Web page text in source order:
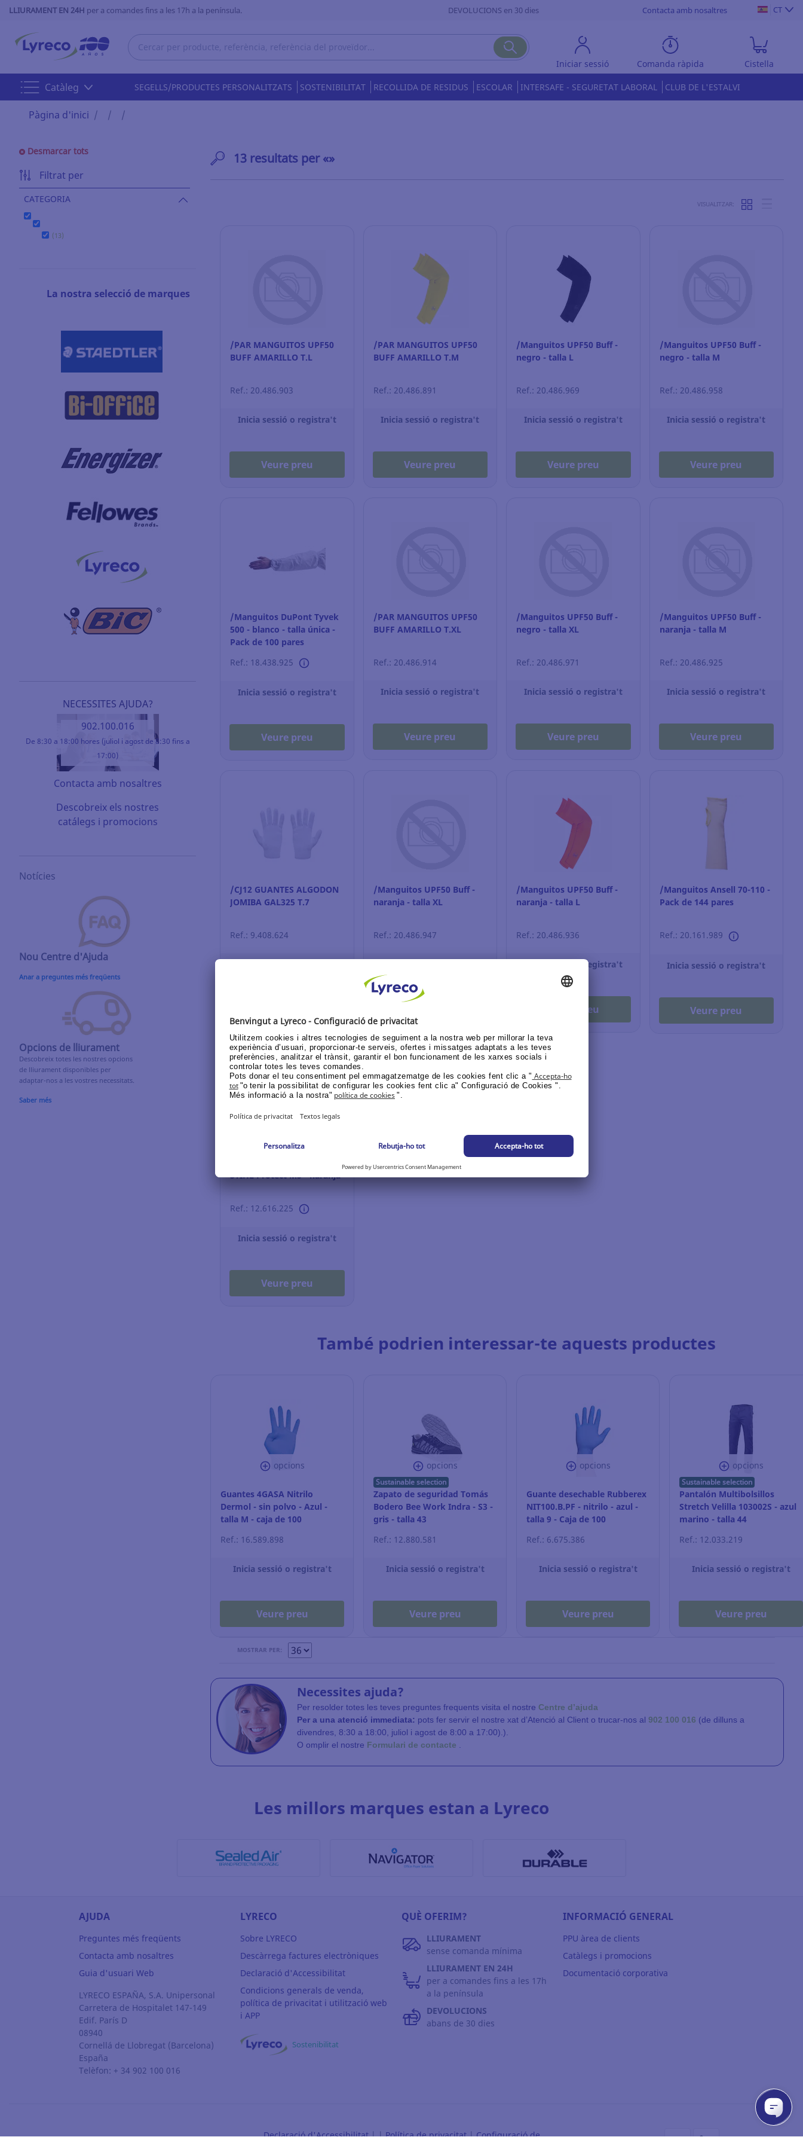
LLIURAMENT EN 24H per a comandes fins a les 17h a la península. DEVOLUCIONS en 30 dies Contacta amb nosaltres CT
Iniciar sessió Comanda ràpida Cistella
Catàleg SEGELLS/PRODUCTES PERSONALITZATS SOSTENIBILITAT RECOLLIDA DE RESIDUS ESCOLAR INTERSAFE - SEGURETAT LABORAL CLUB DE L'ESTALVI
Pàgina d'inici
Desmarcar tots
Filtrat per
CATEGORIA
(13)
La nostra selecció de marques
NECESSITES AJUDA?
902.100.016
De 8:30 a 18:00 hores (juliol i agost de 8:30 fins a
17:00)
Contacta amb nosaltres
Descobreix els nostres
catálegs i promocions
Notícies
Nou Centre d'Ajuda
Anar a preguntes més freqüents
Opcions de lliurament
Descobreix totes les nostres opcions
de lliurament disponibles per
adaptar-nos a les vostres necessitats.
Saber més
13 resultats per «»
VISUALITZAR:
/PAR MANGUITOS UPF50
BUFF AMARILLO T.L
Ref.: 20.486.903
Inicia sessió o registra't
Veure preu
/PAR MANGUITOS UPF50
BUFF AMARILLO T.M
Ref.: 20.486.891
Inicia sessió o registra't
Veure preu
/Manguitos UPF50 Buff -
negro - talla L
Ref.: 20.486.969
Inicia sessió o registra't
Veure preu
/Manguitos UPF50 Buff -
negro - talla M
Ref.: 20.486.958
Inicia sessió o registra't
Veure preu
/Manguitos DuPont Tyvek
500 - blanco - talla única -
Pack de 100 pares
Ref.: 18.438.925
Inicia sessió o registra't
Veure preu
/PAR MANGUITOS UPF50
BUFF AMARILLO T.XL
Ref.: 20.486.914
Inicia sessió o registra't
Veure preu
/Manguitos UPF50 Buff -
negro - talla XL
Ref.: 20.486.971
Inicia sessió o registra't
Veure preu
/Manguitos UPF50 Buff -
naranja - talla M
Ref.: 20.486.925
Inicia sessió o registra't
Veure preu
/CJ12 GUANTES ALGODON
JOMIBA GAL325 T.7
Ref.: 9.408.624
/Manguitos UPF50 Buff -
naranja - talla XL
Ref.: 20.486.947
/Manguitos UPF50 Buff -
naranja - talla L
Ref.: 20.486.936
Inicia sessió o registra't
Veure preu
/Manguitos Ansell 70-110 -
Pack de 144 pares
Ref.: 20.161.989
Inicia sessió o registra't
Veure preu
STIHL Protect MS - naranja
Ref.: 12.616.225
Inicia sessió o registra't
Veure preu
També podrien interessar-te aquests productes
opcions
Guantes 4GASA Nitrilo
Dermol - sin polvo - Azul -
talla M - caja de 100
Ref.: 16.589.898
Inicia sessió o registra't
Veure preu
opcions
Sustainable selection
Zapato de seguridad Tomás
Bodero Bee Work Indra - S3 -
gris - talla 43
Ref.: 12.880.581
Inicia sessió o registra't
Veure preu
opcions
Guante desechable Rubberex
NIT100.B.PF - nitrilo - azul -
talla 9 - Caja de 100
Ref.: 6.675.386
Inicia sessió o registra't
Veure preu
opcions
Sustainable selection
Pantalón Multibolsillos
Stretch Velilla 103002S - azul
marino - talla 44
Ref.: 12.033.219
Inicia sessió o registra't
Veure preu
MOSTRAR PER:
Necessites ajuda?
Per resolder totes les teves preguntes frequents visita el nostre Centre d’ajuda
Per a una atenció immediata: pots fer servir el nostre xat d’Atenció al Client o trucar-nos al 902 100 016 (de dilluns a
divendres, 8:30 a 18:00, juliol i agost de 8:00 a 17:00).).
O omplir el nostre Formulari de contacte
Les millors marques estan a Lyreco
AJUDA
Preguntes més freqüents
Contacta amb nosaltres
Guia d'usuari Web
LYRECO ESPAÑA, S.A. Unipersonal
Carretera de Hospitalet 147-149
Edif. París D
08940
Cornellá de Llobregat (Barcelona)
España
Telèfon: + 34 902 100 016
LYRECO
Sobre LYRECO
Descàrrega factures electròniques
Declaració d'Accessibilitat
Condicions generals de venda,
política de privacitat i utilització web
i APP
Sostenibilitat
QUÈ OFERIM?
LLIURAMENT
sense comanda mínima
LLIURAMENT EN 24H
per a comandes fins a les 17h
a la península
DEVOLUCIONS
abans de 30 dies
INFORMACIÓ GENERAL
PPU àrea de clients
Catàlegs i promocions
Documentació corporativa
Declaració d'Accessibilitat||Política de privacitat|Configuració de